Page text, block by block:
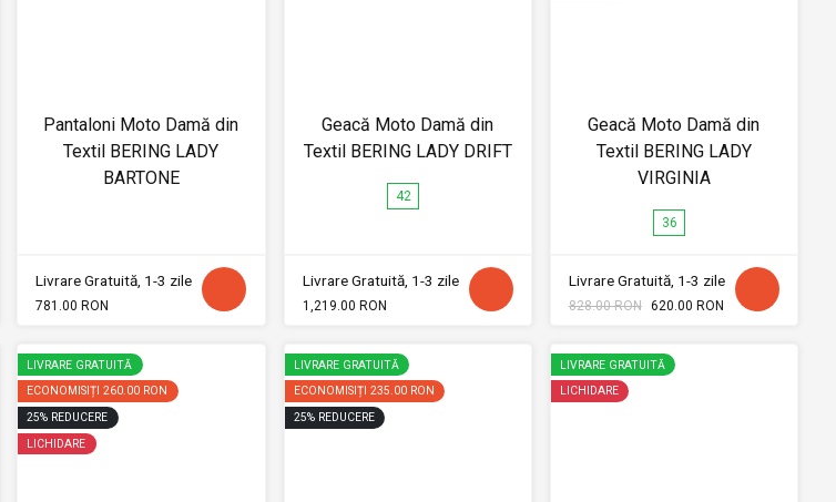
Pantaloni Moto Damă din
Textil BERING LADY
BARTONE
Livrare Gratuită, 1-3 zile
781.00 RON
Geacă Moto Damă din
Textil BERING LADY DRIFT
42
Livrare Gratuită, 1-3 zile
1,219.00 RON
Geacă Moto Damă din
Textil BERING LADY
VIRGINIA
36
Livrare Gratuită, 1-3 zile
828.00 RON 620.00 RON
LIVRARE GRATUITĂ
ECONOMISIȚI 260.00 RON
25% REDUCERE
LICHIDARE
LIVRARE GRATUITĂ
ECONOMISIȚI 235.00 RON
25% REDUCERE
LIVRARE GRATUITĂ
LICHIDARE